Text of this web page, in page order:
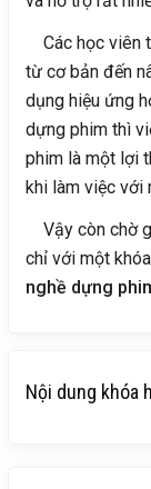
Các học viên
từ cơ bản đến
dụng hiệu ứng
dựng phim thì
phim là một lợi
khi làm việc với
Vậy còn chờ
chỉ với một
nghề dựng
Nội dung khóa